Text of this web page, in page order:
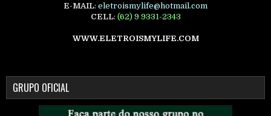
E-MAIL: eletroismylife@hotmail.com
CELL: (62) 9 9331-2343
WWW.ELETROISMYLIFE.COM
GRUPO OFICIAL